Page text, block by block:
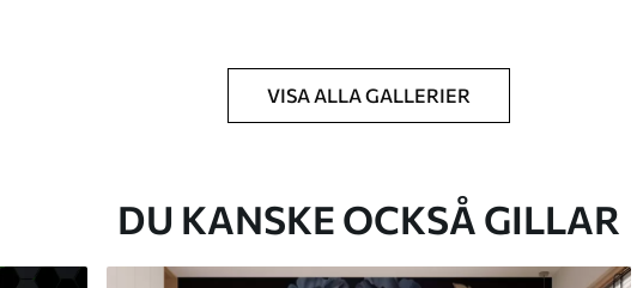
VISA ALLA GALLERIER
DU KANSKE OCKSÅ GILLAR